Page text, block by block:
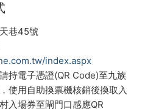
巷45號
index.aspx
持電子憑證(QR Code)至九族
使用自助換票機核銷後換取入
入場券至閘門口感應QR